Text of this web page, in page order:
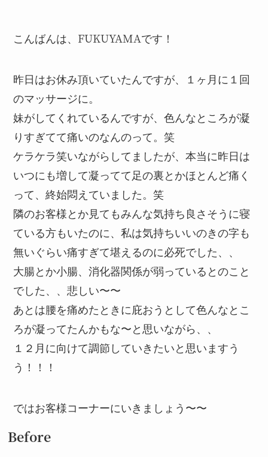
こんばんは、FUKUYAMAです！
昨日はお休み頂いていたんですが、１ヶ月に１回
のマッサージに。
妹がしてくれているんですが、色んなところが凝
りすぎてて痛いのなんのって。笑
ケラケラ笑いながらしてましたが、本当に昨日は
いつにも増して凝ってて足の裏とかほとんど痛く
って、終始悶えていました。笑
隣のお客様とか見てもみんな気持ち良さそうに寝
ている方もいたのに、私は気持ちいいのきの字も
無いぐらい痛すぎて堪えるのに必死でした、、
大腸とか小腸、消化器関係が弱っているとのこと
でした、、悲しい〜〜
あとは腰を痛めたときに庇おうとして色んなとこ
ろが凝ってたんかもな〜と思いながら、、
１２月に向けて調節していきたいと思いますう
う！！！
ではお客様コーナーにいきましょう〜〜
Before